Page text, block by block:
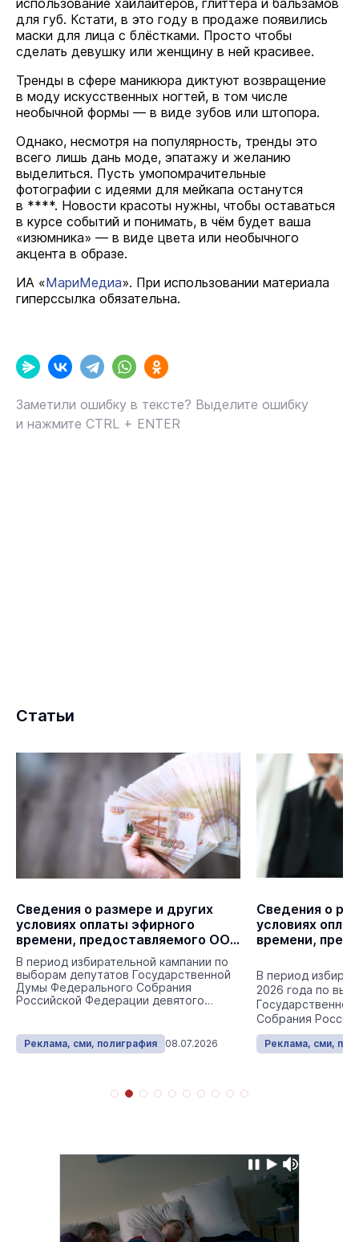
использование хайлайтеров, глиттера и бальзамов
для губ. Кстати, в это году в продаже появились
маски для лица с блёстками. Просто чтобы
сделать девушку или женщину в ней красивее.
Тренды в сфере маникюра диктуют возвращение
в моду искусственных ногтей, в том числе
необычной формы — в виде зубов или штопора.
Однако, несмотря на популярность, тренды это
всего лишь дань моде, эпатажу и желанию
выделиться. Пусть умопомрачительные
фотографии с идеями для мейкапа останутся
в ****. Новости красоты нужны, чтобы оставаться
в курсе событий и понимать, в чём будет ваша
«изюмника» — в виде цвета или необычного
акцента в образе.
ИА «МариМедиа». При использовании материала
гиперссылка обязательна.
Заметили ошибку в тексте? Выделите ошибку
и нажмите CTRL + ENTER
Статьи
Сведения о размере и других
условиях оплаты эфирного
времени, предоставляемого ООО
«Унион» на радиоканале
Городское радио
В период избирательной кампании по
выборам депутатов Государственной
Думы Федерального Собрания
Российской Федерации девятого
Реклама, сми, полиграфия 08.07.2026
Сведения о
условиях
времени,
В период
2026 года по
Собрания
девятого созыва.
Реклама, сми,